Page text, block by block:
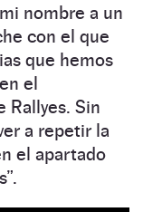
nombre a un
con el que
que hemos
el
Rallyes. Sin
a repetir la
el apartado